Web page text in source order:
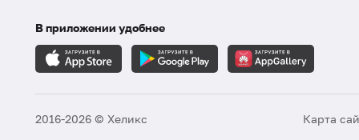
В приложении удобнее
2016-2026 © Хеликс Карта